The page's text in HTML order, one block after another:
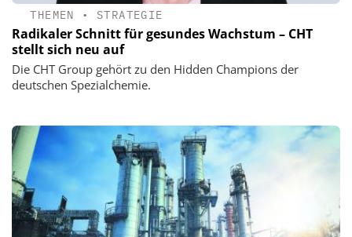
THEMEN • STRATEGIE
Radikaler Schnitt für gesundes Wachstum – CHT
stellt sich neu auf
Die CHT Group gehört zu den Hidden Champions der
deutschen Spezialchemie.